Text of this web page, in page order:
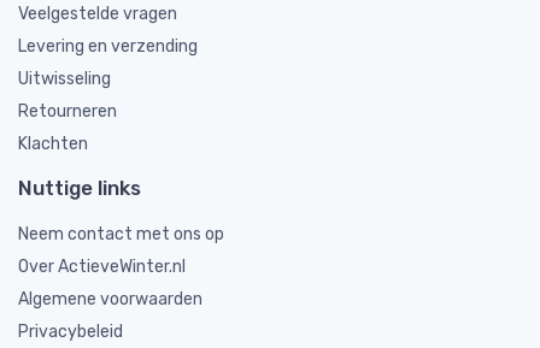
Veelgestelde vragen
Levering en verzending
Uitwisseling
Retourneren
Klachten
Nuttige links
Neem contact met ons op
Over ActieveWinter.nl
Algemene voorwaarden
Privacybeleid